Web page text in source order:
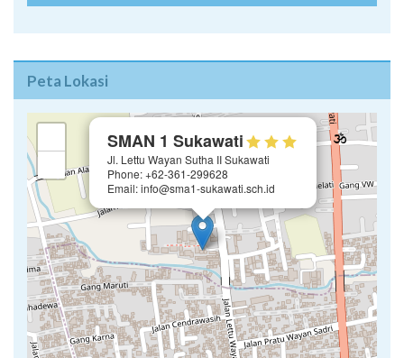
Peta Lokasi
SMAN 1 Sukawati
Jl. Lettu Wayan Sutha II Sukawati
Phone: +62-361-299628
Email: info@sma1-sukawati.sch.id